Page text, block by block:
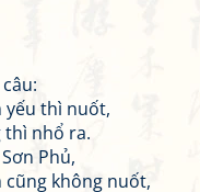
yếu thì nuốt,
thì nhổ ra.
Phủ,
cũng không nuốt,